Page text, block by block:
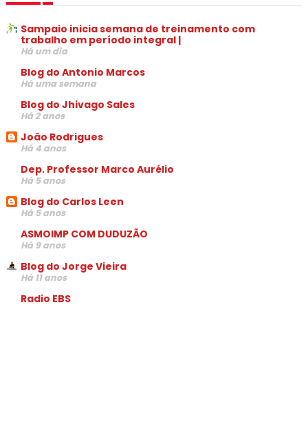
Sampaio inicia semana de treinamento com
trabalho em período integral |
Há um dia
Blog do Antonio Marcos
Há uma semana
Blog do Jhivago Sales
Há 2 anos
João Rodrigues
Há 4 anos
Dep. Professor Marco Aurélio
Há 5 anos
Blog do Carlos Leen
Há 5 anos
ASMOIMP COM DUDUZÃO
Há 9 anos
Blog do Jorge Vieira
Há 11 anos
Radio EBS